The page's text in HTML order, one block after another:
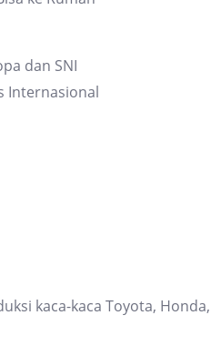
dan SNI
Internasional
kaca-kaca Toyota,